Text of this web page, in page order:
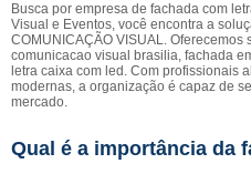
Busca por empresa de fachada com
Visual e Eventos, você encontra a
COMUNICAÇÃO VISUAL. Oferecemos
comunicacao visual brasilia, fachada
letra caixa com led. Com profissionais
modernas, a organização é capaz de
mercado.
Qual é a importância da